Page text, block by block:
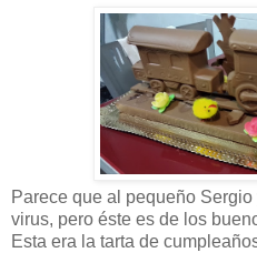
Parece que al pequeño
virus, pero éste es de los
Esta era la tarta de